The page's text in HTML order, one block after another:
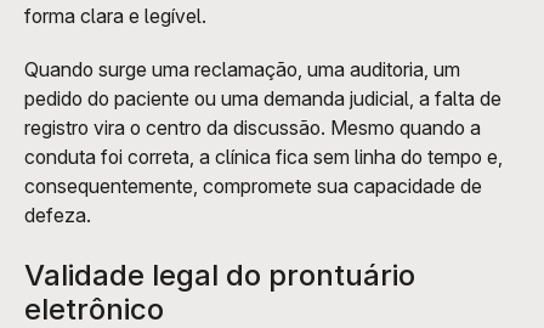
forma clara e legível.
Quando surge uma reclamação, uma auditoria, um
pedido do paciente ou uma demanda judicial, a falta de
registro vira o centro da discussão. Mesmo quando a
conduta foi correta, a clínica fica sem linha do tempo e,
consequentemente, compromete sua capacidade de
defeza.
Validade legal do prontuário
eletrônico